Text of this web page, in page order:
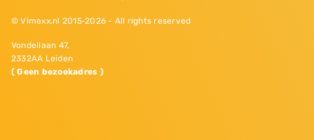
© Vimexx.nl 2015‐2026 - All rights reserved
Vondellaan 47,
2332AA Leiden
( Geen bezoekadres )